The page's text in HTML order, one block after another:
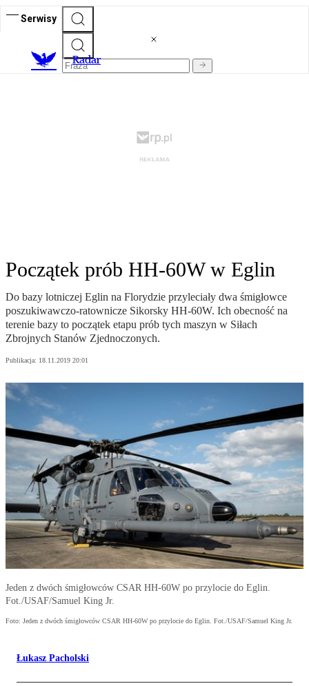
Serwisy
Radar
Początek prób HH-60W w Eglin
Do bazy lotniczej Eglin na Florydzie przyleciały dwa śmigłowce
poszukiwawczo-ratownicze Sikorsky HH-60W. Ich obecność na
terenie bazy to początek etapu prób tych maszyn w Siłach
Zbrojnych Stanów Zjednoczonych.
Publikacja: 18.11.2019 20:01
Jeden z dwóch śmigłowców CSAR HH-60W po przylocie do Eglin.
Fot./USAF/Samuel King Jr.
Foto: Jeden z dwóch śmigłowców CSAR HH-60W po przylocie do Eglin. Fot./USAF/Samuel King Jr.
Łukasz Pacholski